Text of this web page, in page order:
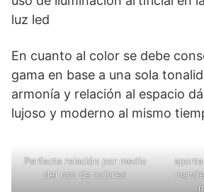
luz led
En cuanto al color se debe
gama en base a una sola
armonía y relación al espacio
lujoso y moderno al mismo
Perfecta relación por medio
del uso de colores